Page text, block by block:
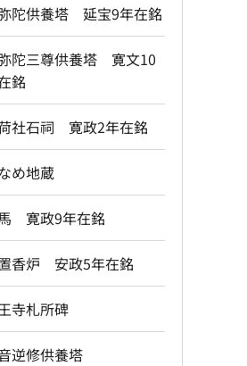
陀供養塔 延宝9年在銘
陀三尊供養塔 寛文10
銘
社石祠 寛政2年在銘
め地蔵
寛政9年在銘
香炉 安政5年在銘
寺札所碑
逆修供養塔